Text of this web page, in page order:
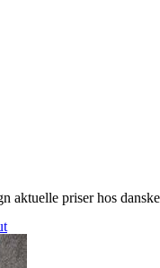
aktuelle priser hos danske